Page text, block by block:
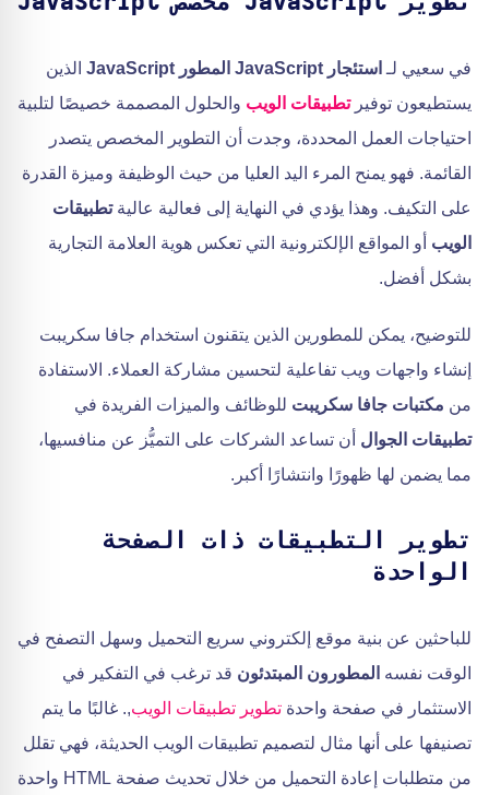
في سعيي لـ استئجار JavaScript المطور JavaScript
الذين
يستطيعون توفيرتطبيقات الويب والحلول المصممة خصيصًا لتلبية
احتياجات العمل المحددة، وجدت أن التطوير المخصص يتصدر
القائمة. فهو يمنح المرء اليد العليا من حيث الوظيفة وميزة القدرة
على التكيف. وهذا يؤدي في النهاية إلى فعالية عاليةتطبيقات
الويب أو المواقع الإلكترونية التي تعكس هوية العلامة التجارية
بشكل أفضل.
للتوضيح، يمكن للمطورين الذين يتقنون استخدام جافا سكريبت
إنشاء واجهات ويب تفاعلية لتحسين مشاركة العملاء. الاستفادة
من مكتبات جافا سكريبت للوظائف والميزات الفريدة في
تطبيقات الجوال أن تساعد الشركات على التميُّز عن منافسيها،
مما يضمن لها ظهورًا وانتشارًا أكبر.
تطوير التطبيقات ذات الصفحة
الواحدة
للباحثين عن بنية موقع إلكتروني سريع التحميل وسهل التصفح في
الوقت نفسه المطورون المبتدئون قد ترغب في التفكير في
الاستثمار في صفحة واحدة تطوير تطبيقات الويب,. غالبًا ما يتم
تصنيفها على أنها مثال لتصميم تطبيقات الويب الحديثة، فهي تقلل
من متطلبات إعادة التحميل من خلال تحديث صفحة HTML واحدة